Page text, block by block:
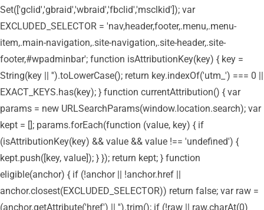
Set(['gclid','gbraid','wbraid','fbclid','msclkid']); var
EXCLUDED_SELECTOR = 'nav,header,footer,.menu,.menu-
item,.main-navigation,.site-navigation,.site-header,.site-
footer,#wpadminbar'; function isAttributionKey(key) { key =
String(key || '').toLowerCase(); return key.indexOf('utm_') === 0 ||
EXACT_KEYS.has(key); } function currentAttribution() { var
params = new URLSearchParams(window.location.search); var
kept = []; params.forEach(function (value, key) { if
(isAttributionKey(key) && value && value !== 'undefined') {
kept.push([key, value]); } }); return kept; } function
eligible(anchor) { if (!anchor || !anchor.href ||
anchor.closest(EXCLUDED_SELECTOR)) return false; var raw =
(anchor.getAttribute('href') || '').trim(); if (!raw || raw.charAt(0)